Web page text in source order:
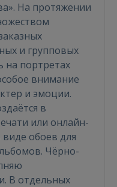
На протяжении
и групповых
на портретах
внимание
и эмоции.
в
или онлайн-
обоев для
Чёрно-
В отдельных